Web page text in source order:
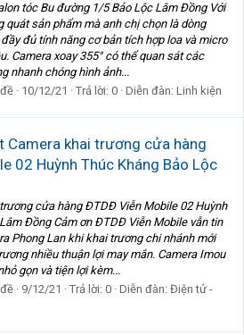
tóc Bu đường 1/5 Bảo Lộc Lâm Đồng Với
quát sản phẩm mà anh chị chọn là dòng
đủ tính năng cơ bản tích hợp loa và micro
Camera xoay 355° có thể quan sát các
nhanh chóng hình ảnh...
10/12/21 Trả lời: 0 Diễn đàn: Linh kiện
Camera khai trương cửa hàng
02 Huỳnh Thúc Kháng Bảo Lộc
cửa hàng ĐTDĐ Viễn Mobile 02 Huỳnh
Đồng Cảm ơn ĐTDĐ Viễn Mobile vẫn tin
Phong Lan khi khai trương chi nhánh mới
nhiều thuận lợi may mắn. Camera Imou
gọn và tiện lợi kèm...
9/12/21 Trả lời: 0 Diễn đàn: Điện tử -